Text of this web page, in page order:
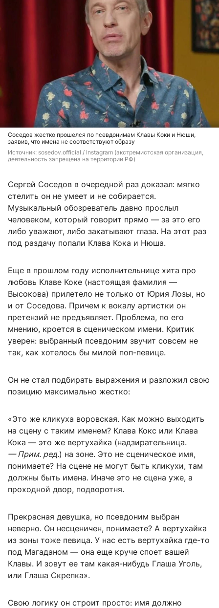
Соседов жестко прошелся по псевдонимам Клавы Коки и Нюши,
заявив, что имена не соответствуют образу
Источник: sosedov.official / Instagram (экстремистская организация,
деятельность запрещена на территории РФ)
Сергей Соседов в очередной раз доказал: мягко
стелить он не умеет и не собирается.
Музыкальный обозреватель давно прослыл
человеком, который говорит прямо — за это его
либо уважают, либо закатывают глаза. На этот раз
под раздачу попали Клава Кока и Нюша.
Еще в прошлом году исполнительнице хита про
любовь Клаве Коке (настоящая фамилия —
Высокова) прилетело не только от Юрия Лозы, но
и от Соседова. Причем к вокалу артистки он
претензий не предъявляет. Проблема, по его
мнению, кроется в сценическом имени. Критик
уверен: выбранный псевдоним звучит совсем не
так, как хотелось бы милой поп-певице.
Он не стал подбирать выражения и разложил свою
позицию максимально жестко:
«Это же кликуха воровская. Как можно выходить
на сцену с таким именем? Клава Кокс или Клава
Кока — это же вертухайка (надзирательница.
— Прим. ред.) на зоне. Это не сценическое имя,
понимаете? На сцене не могут быть кликухи, там
должны быть имена. Иначе это не сцена уже, а
проходной двор, подворотня.
Прекрасная девушка, но псевдоним выбран
неверно. Он несценичен, понимаете? А вертухайка
из зоны тоже певица. У нас есть вертухайка где-то
под Магаданом — она еще круче споет вашей
Клавы. И зовут ее там какая-нибудь Глаша Уголь,
или Глаша Скрепка».
Свою логику он строит просто: имя должно